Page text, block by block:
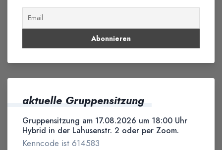
aktuelle Gruppensitzung
Gruppensitzung am 17.08.2026 um 18:00 Uhr
Hybrid in der Lahusenstr. 2 oder per Zoom.
Kenncode ist 614583